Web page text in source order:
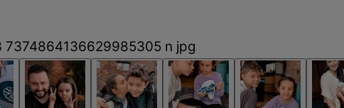
n jpg